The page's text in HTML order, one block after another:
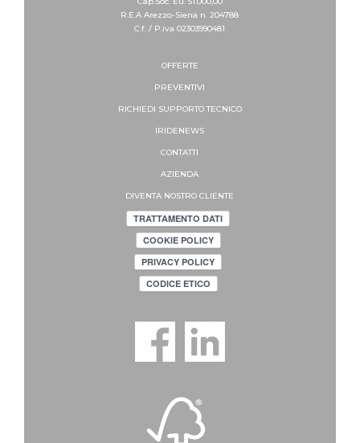
R.E.A Arezzo-Siena n. 204788
C.f. / P.iva 02303990481
OFFERTE
PREVENTIVI
RICHIEDI SUPPORTOTECNICO
IRIDENEWS
CONTATTI
AZIENDA
DIVENTA NOSTRO CLIENTE